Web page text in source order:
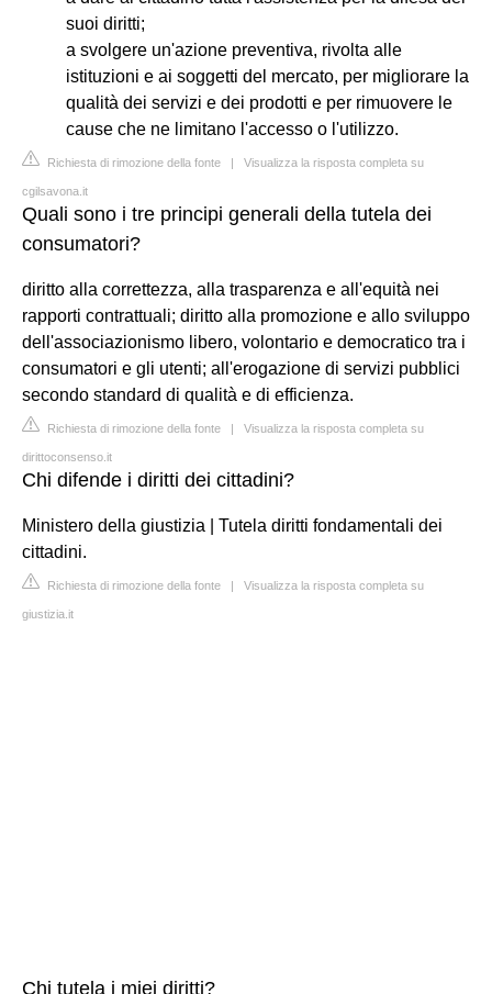
suoi diritti;
a svolgere un'azione preventiva, rivolta alle
istituzioni e ai soggetti del mercato, per migliorare la
qualità dei servizi e dei prodotti e per rimuovere le
cause che ne limitano l'accesso o l'utilizzo.
Richiesta di rimozione della fonte | Visualizza la risposta completa su
cgilsavona.it
Quali sono i tre principi generali della tutela dei
consumatori?
diritto alla correttezza, alla trasparenza e all'equità nei
rapporti contrattuali; diritto alla promozione e allo sviluppo
dell'associazionismo libero, volontario e democratico tra i
consumatori e gli utenti; all'erogazione di servizi pubblici
secondo standard di qualità e di efficienza.
Richiesta di rimozione della fonte | Visualizza la risposta completa su
dirittoconsenso.it
Chi difende i diritti dei cittadini?
Ministero della giustizia | Tutela diritti fondamentali dei
cittadini.
Richiesta di rimozione della fonte | Visualizza la risposta completa su
giustizia.it
Chi tutela i miei diritti?